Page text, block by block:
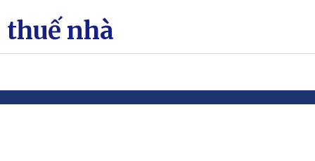
thuế nhà